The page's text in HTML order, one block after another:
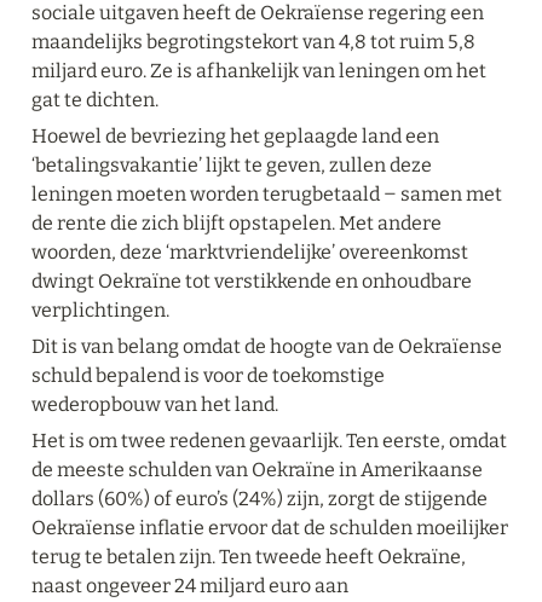
sociale uitgaven heeft de Oekraïense regering een
maandelijks begrotingstekort van 4,8 tot ruim 5,8
miljard euro. Ze is afhankelijk van leningen om het
gat te dichten.
Hoewel de bevriezing het geplaagde land een
‘betalingsvakantie’ lijkt te geven, zullen deze
leningen moeten worden terugbetaald ‒ samen met
de rente die zich blijft opstapelen. Met andere
woorden, deze ‘marktvriendelijke’ overeenkomst
dwingt Oekraïne tot verstikkende en onhoudbare
verplichtingen.
Dit is van belang omdat de hoogte van de Oekraïense
schuld bepalend is voor de toekomstige
wederopbouw van het land.
Het is om twee redenen gevaarlijk. Ten eerste, omdat
de meeste schulden van Oekraïne in Amerikaanse
dollars (60%) of euro’s (24%) zijn, zorgt de stijgende
Oekraïense inflatie ervoor dat de schulden moeilijker
terug te betalen zijn. Ten tweede heeft Oekraïne,
naast ongeveer 24 miljard euro aan